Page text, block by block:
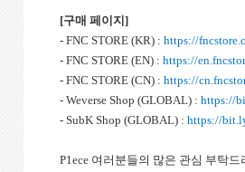
[구매 페이지]
- FNC STORE (KR) : https://
- FNC STORE (EN) : https://
- FNC STORE (CN) : https://
- Weverse Shop (GLOBAL) : https://
- SubK Shop (GLOBAL) : https://
P1ece 여러분들의 많은 관심 부탁